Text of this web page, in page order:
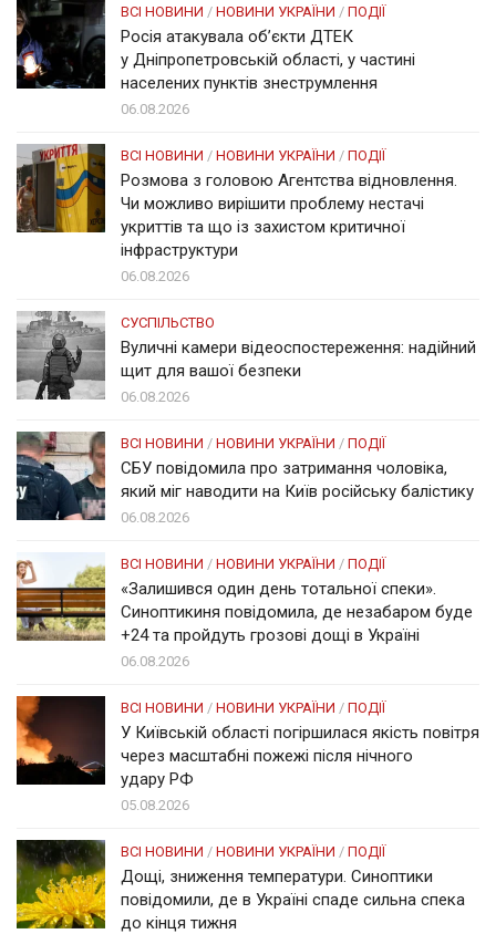
ВСІ НОВИНИ / НОВИНИ УКРАЇНИ / ПОДІЇ
Росія атакувала об’єкти ДТЕК
у Дніпропетровській області, у частині
населених пунктів знеструмлення
06.08.2026
ВСІ НОВИНИ / НОВИНИ УКРАЇНИ / ПОДІЇ
Розмова з головою Агентства відновлення.
Чи можливо вирішити проблему нестачі
укриттів та що із захистом критичної
інфраструктури
06.08.2026
СУСПІЛЬСТВО
Вуличні камери відеоспостереження: надійний
щит для вашої безпеки
06.08.2026
ВСІ НОВИНИ / НОВИНИ УКРАЇНИ / ПОДІЇ
СБУ повідомила про затримання чоловіка,
який міг наводити на Київ російську балістику
06.08.2026
ВСІ НОВИНИ / НОВИНИ УКРАЇНИ / ПОДІЇ
«Залишився один день тотальної спеки».
Синоптикиня повідомила, де незабаром буде
+24 та пройдуть грозові дощі в Україні
06.08.2026
ВСІ НОВИНИ / НОВИНИ УКРАЇНИ / ПОДІЇ
У Київській області погіршилася якість повітря
через масштабні пожежі після нічного
удару РФ
05.08.2026
ВСІ НОВИНИ / НОВИНИ УКРАЇНИ / ПОДІЇ
Дощі, зниження температури. Синоптики
повідомили, де в Україні спаде сильна спека
до кінця тижня